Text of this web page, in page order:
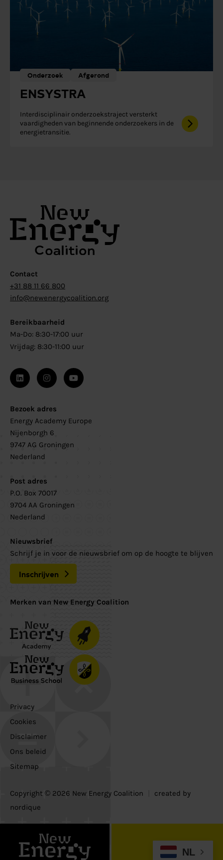
Onderzoek Afgerond
ENSYSTRA
Interdisciplinair onderzoekstraject versterkt
vaardigheden van beginnende onderzoekers in de
energietransitie.
Contact
+31 88 11 66 800
info@newenergycoalition.org
Bereikbaarheid
Ma-Do: 8:30-17:00 uur
Vrijdag: 8:30-11:00 uur
Bezoek adres
Energy Academy Europe
Nijenborgh 6
9747 AG Groningen
Nederland
Post adres
P.O. Box 70017
9704 AA Groningen
Nederland
Nieuwsbrief
Schrijf je in voor de nieuwsbrief om op de hoogte te blijven
Inschrijven
Merken van New Energy Coalition
Copyright © 2026 New Energy Coalition
created by
nordique
Privacy
Cookies
Disclaimer
Ons beleid
Sitemap
NL